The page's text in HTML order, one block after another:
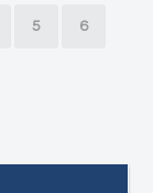
5 6